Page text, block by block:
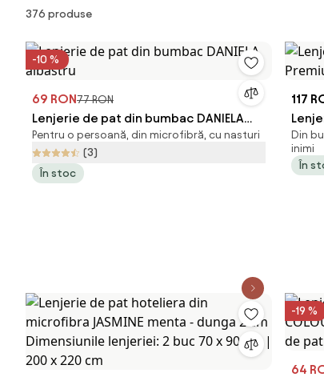
Produse
376 produse
-10 %
69 RON77 RON
Lenjerie de pat din bumbac DANIELA
albastru
Pentru o persoană, din microfibră, cu nasturi
(3)
În stoc
117
Din
inimi
În
-19 %
64